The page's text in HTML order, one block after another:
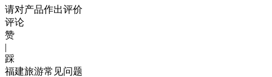
请对产品作出评价
评论
赞
|
踩
福建旅游常见问题